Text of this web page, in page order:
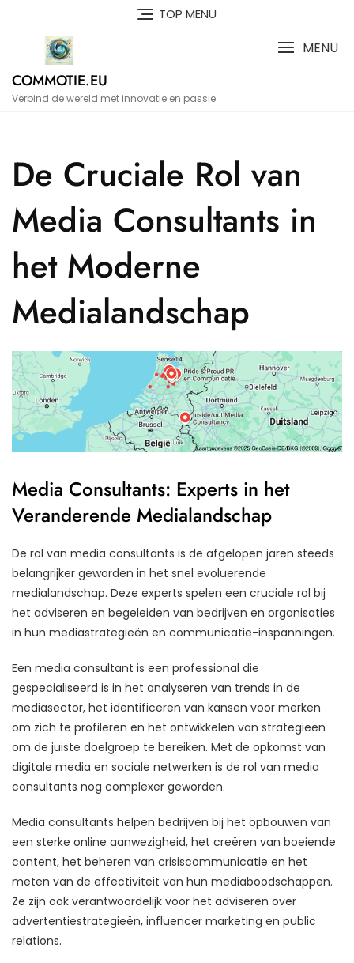
TOP MENU
COMMOTIE.EU
Verbind de wereld met innovatie en passie.
MENU
De Cruciale Rol van
Media Consultants in
het Moderne
Medialandschap
Media Consultants: Experts in het
Veranderende Medialandschap
De rol van media consultants is de afgelopen jaren steeds
belangrijker geworden in het snel evoluerende
medialandschap. Deze experts spelen een cruciale rol bij
het adviseren en begeleiden van bedrijven en organisaties
in hun mediastrategieën en communicatie-inspanningen.
Een media consultant is een professional die
gespecialiseerd is in het analyseren van trends in de
mediasector, het identificeren van kansen voor merken
om zich te profileren en het ontwikkelen van strategieën
om de juiste doelgroep te bereiken. Met de opkomst van
digitale media en sociale netwerken is de rol van media
consultants nog complexer geworden.
Media consultants helpen bedrijven bij het opbouwen van
een sterke online aanwezigheid, het creëren van boeiende
content, het beheren van crisiscommunicatie en het
meten van de effectiviteit van hun mediaboodschappen.
Ze zijn ook verantwoordelijk voor het adviseren over
advertentiestrategieën, influencer marketing en public
relations.